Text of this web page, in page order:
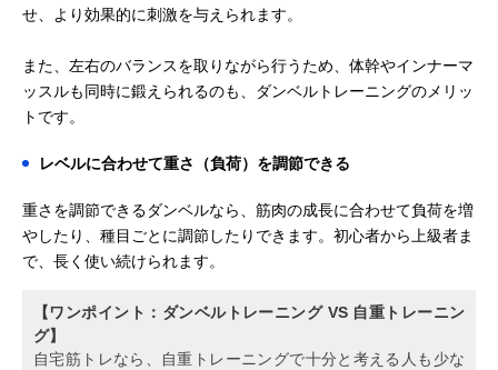
せ、より効果的に刺激を与えられます。
また、左右のバランスを取りながら行うため、体幹やインナーマ
ッスルも同時に鍛えられるのも、ダンベルトレーニングのメリッ
トです。
レベルに合わせて重さ（負荷）を調節できる
重さを調節できるダンベルなら、筋肉の成長に合わせて負荷を増
やしたり、種目ごとに調節したりできます。初心者から上級者ま
で、長く使い続けられます。
【ワンポイント：ダンベルトレーニング VS 自重トレーニン
グ】
自宅筋トレなら、自重トレーニングで十分と考える人も少な